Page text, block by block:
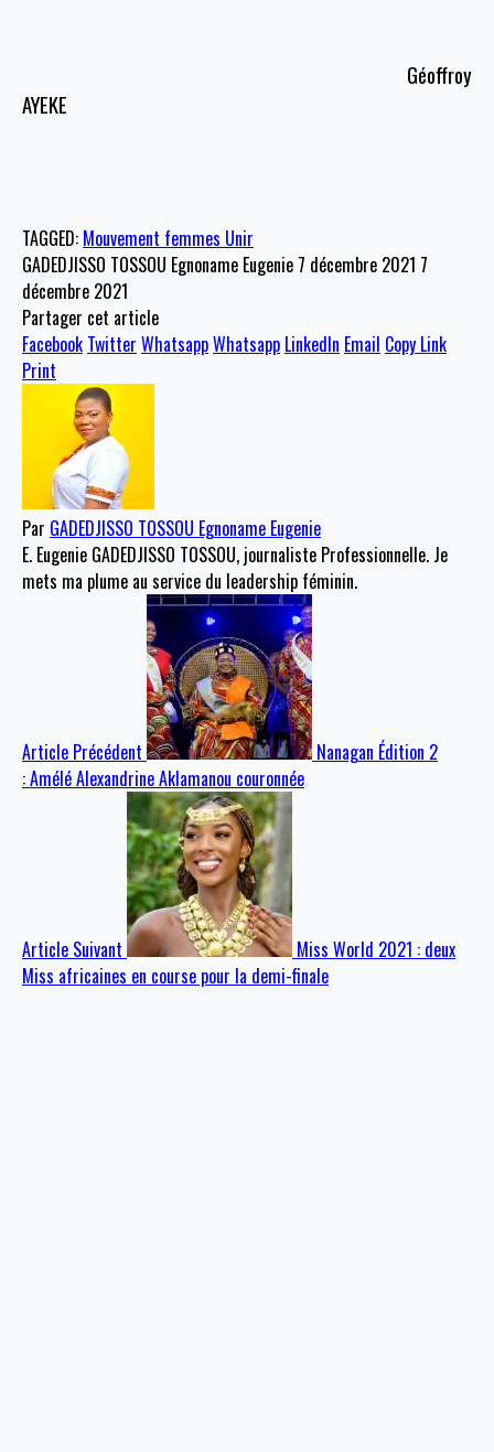
Géoffroy
AYEKE
TAGGED: Mouvement femmes Unir
GADEDJISSO TOSSOU Egnoname Eugenie 7 décembre 2021 7
décembre 2021
Partager cet article
Facebook Twitter WhatsappWhatsapp LinkedIn Email Copy Link
Print
Par GADEDJISSO TOSSOU Egnoname Eugenie
E. Eugenie GADEDJISSO TOSSOU, journaliste Professionnelle. Je
mets ma plume au service du leadership féminin.
Article Précédent
Nanagan Édition 2
: Amélé Alexandrine Aklamanou couronnée
Article Suivant
Miss World 2021 : deux
Miss africaines en course pour la demi-finale